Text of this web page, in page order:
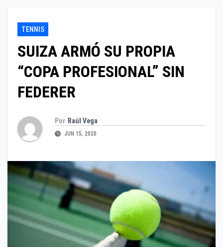
TENNIS
SUIZA ARMÓ SU PROPIA
“COPA PROFESIONAL” SIN
FEDERER
Por Raúl Vega
JUN 15, 2020